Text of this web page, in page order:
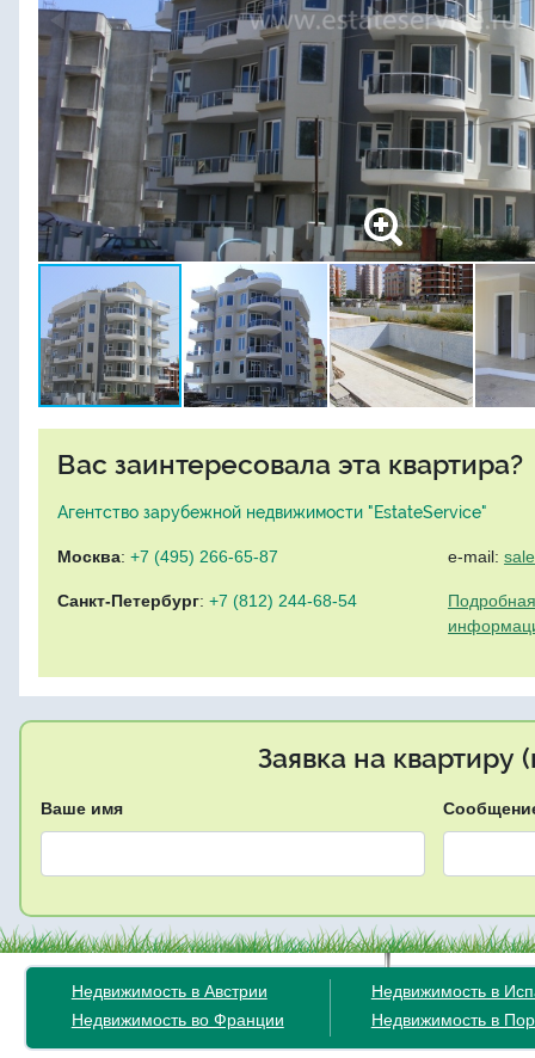
Вас заинтересовала эта квартира?
Агентство зарубежной недвижимости "EstateService"
Москва: +7 (495) 266-65-87
Санкт-Петербург: +7 (812) 244-68-54
e-mail:
Заявка на квартиру
Ваше имя
Недвижимость в Австрии
Недвижимость во Франции
Недвижимость в
Недвижимость в